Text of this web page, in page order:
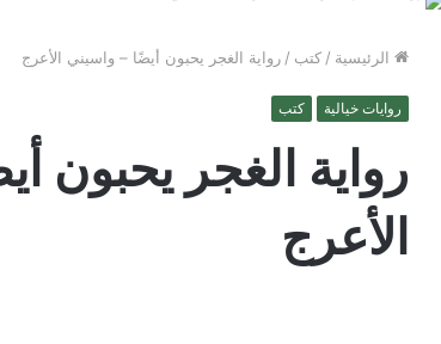
الرئيسية / كتب / رواية الغجر يحبون أيضًا – واسيني الأعرج
روايات خيالية كتب
رواية الغجر يحبون
الأعرج